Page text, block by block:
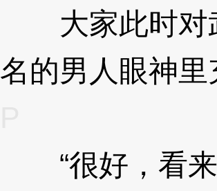
大家此时对
名的男人眼神
“很好，看来